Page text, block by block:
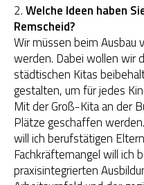
2.Welche Ideen haben
Remscheid?
Wir müssen beim
werden. Dabei wollen wir
städtischen Kitas
gestalten, um für jedes
Mit der Groß-Kita an der
Plätze geschaffen
will ich berufstätigen
Fachkräftemangel will ich
praxisintegrierten